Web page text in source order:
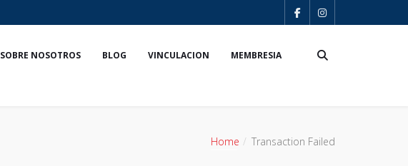
SOBRE NOSOTROS BLOG VINCULACION MEMBRESIA
Home Transaction Failed